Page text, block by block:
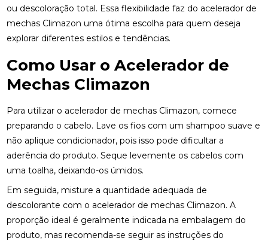
ou descoloração total. Essa flexibilidade faz do acelerador de
mechas Climazon uma ótima escolha para quem deseja
explorar diferentes estilos e tendências.
Como Usar o Acelerador de
Mechas Climazon
Para utilizar o acelerador de mechas Climazon, comece
preparando o cabelo. Lave os fios com um shampoo suave e
não aplique condicionador, pois isso pode dificultar a
aderência do produto. Seque levemente os cabelos com
uma toalha, deixando-os úmidos.
Em seguida, misture a quantidade adequada de
descolorante com o acelerador de mechas Climazon. A
proporção ideal é geralmente indicada na embalagem do
produto, mas recomenda-se seguir as instruções do